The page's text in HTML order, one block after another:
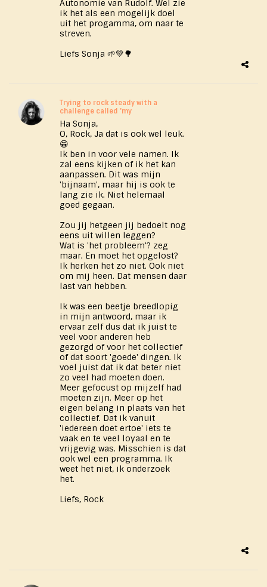
Autonomie van Rudolf. Wel zie
ik het als een mogelijk doel
uit het progamma, om naar te
streven.
Liefs Sonja 🌱💚🌳
Trying to rock steady with a
challenge called 'my
Ha Sonja,
O, Rock, Ja dat is ook wel leuk.
😁
Ik ben in voor vele namen. Ik
zal eens kijken of ik het kan
aanpassen. Dit was mijn
'bijnaam', maar hij is ook te
lang zie ik. Niet helemaal
goed gegaan.
Zou jij hetgeen jij bedoelt nog
eens uit willen leggen?
Wat is 'het probleem'? zeg
maar. En moet het opgelost?
Ik herken het zo niet. Ook niet
om mij heen. Dat mensen daar
last van hebben.
Ik was een beetje breedlopig
in mijn antwoord, maar ik
ervaar zelf dus dat ik juist te
veel voor anderen heb
gezorgd of voor het collectief
of dat soort 'goede' dingen. Ik
voel juist dat ik dat beter niet
zo veel had moeten doen.
Meer gefocust op mijzelf had
moeten zijn. Meer op het
eigen belang in plaats van het
collectief. Dat ik vanuit
'iedereen doet ertoe' iets te
vaak en te veel loyaal en te
vrijgevig was. Misschien is dat
ook wel een programma. Ik
weet het niet, ik onderzoek
het.
Liefs, Rock